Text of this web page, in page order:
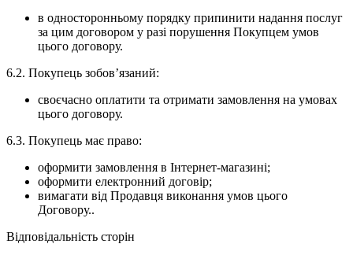
в односторонньому порядку припинити надання послуг
за цим договором у разі порушення Покупцем умов
цього договору.
6.2. Покупець зобов’язаний:
своєчасно оплатити та отримати замовлення на умовах
цього договору.
6.3. Покупець має право:
оформити замовлення в Інтернет-магазині;
оформити електронний договір;
вимагати від Продавця виконання умов цього
Договору..
Відповідальність сторін